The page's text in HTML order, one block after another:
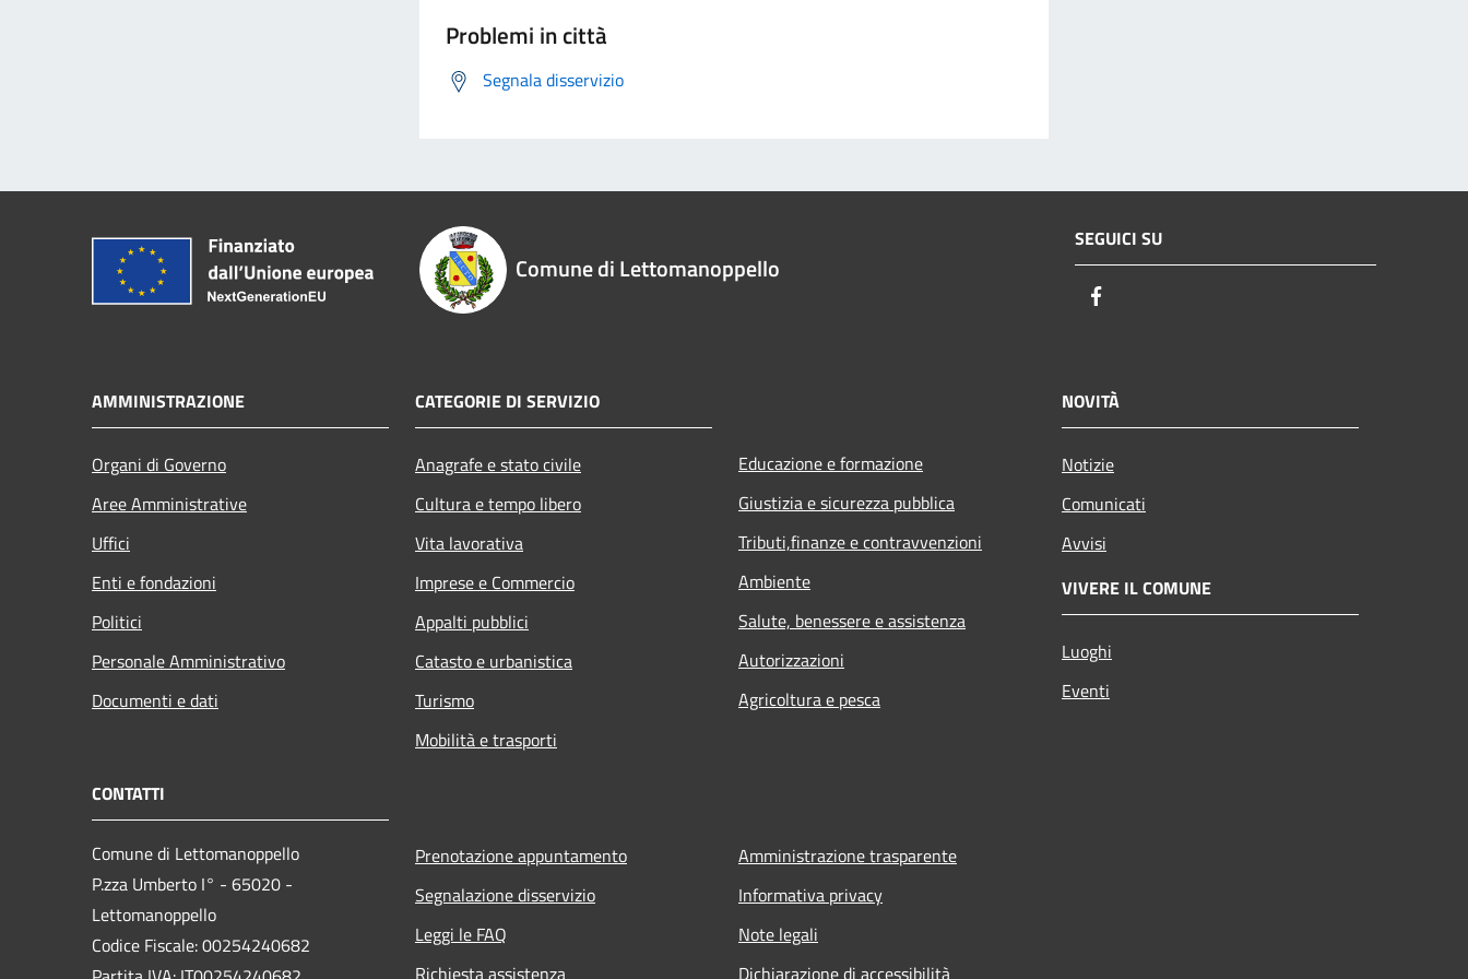
Problemi in città
Segnala disservizio
Comune di Lettomanoppello
SEGUICI SU
AMMINISTRAZIONE
Organi di Governo
Aree Amministrative
Uffici
Enti e fondazioni
Politici
Personale Amministrativo
Documenti e dati
CATEGORIE DI SERVIZIO
Anagrafe e stato civile
Cultura e tempo libero
Vita lavorativa
Imprese e Commercio
Appalti pubblici
Catasto e urbanistica
Turismo
Mobilità e trasporti
Educazione e formazione
Giustizia e sicurezza pubblica
Tributi,finanze e contravvenzioni
Ambiente
Salute, benessere e assistenza
Autorizzazioni
Agricoltura e pesca
NOVITÀ
Notizie
Comunicati
Avvisi
VIVERE IL COMUNE
Luoghi
Eventi
CONTATTI
Comune di Lettomanoppello
P.zza Umberto I° - 65020 -
Lettomanoppello
Codice Fiscale: 00254240682
Prenotazione appuntamento
Segnalazione disservizio
Leggi le FAQ
Richiesta assistenza
Amministrazione trasparente
Informativa privacy
Note legali
Dichiarazione di accessibilità